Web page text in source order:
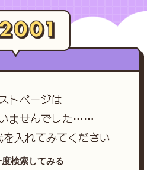
トページは
ませんでした……
入れてみてください
検索してみる